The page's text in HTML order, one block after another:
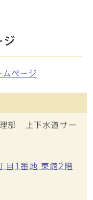
ジ
ムページ
部 上下水道サー
目1番地 東館2階